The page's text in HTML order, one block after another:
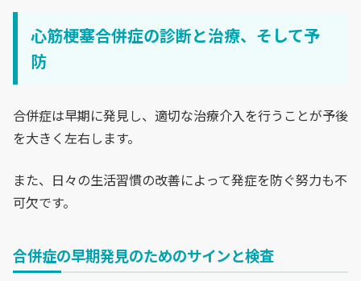
心筋梗塞合併症の診断と治療、そして予
防
合併症は早期に発見し、適切な治療介入を行うことが予後
を大きく左右します。
また、日々の生活習慣の改善によって発症を防ぐ努力も不
可欠です。
合併症の早期発見のためのサインと検査